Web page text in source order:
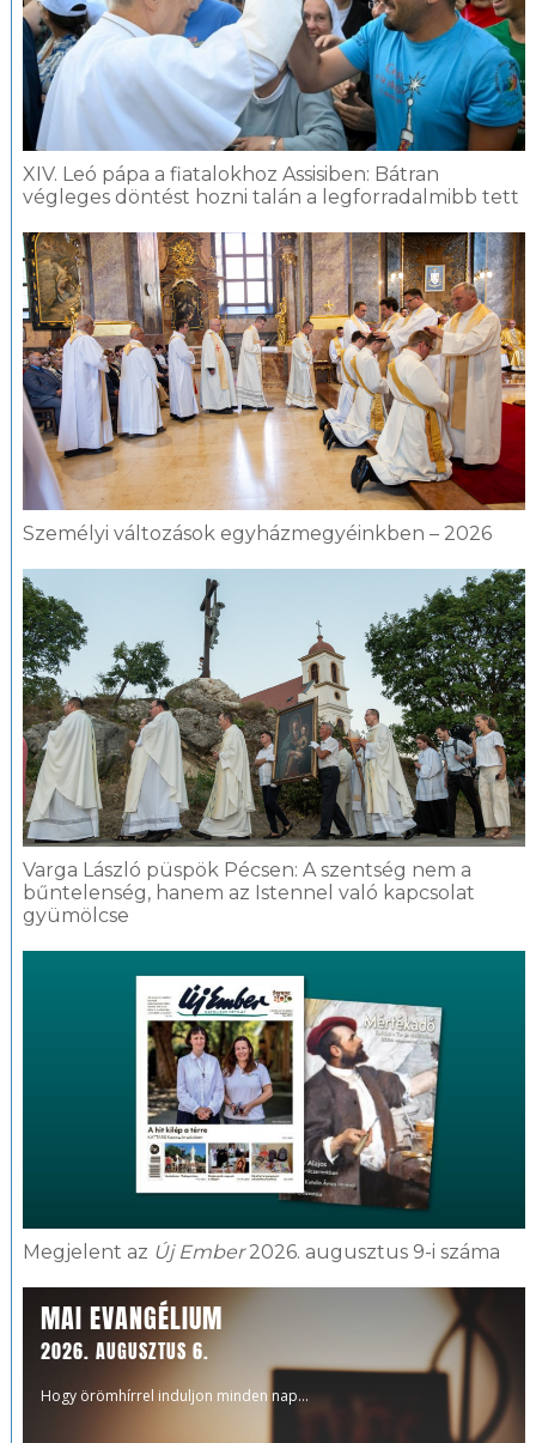
XIV. Leó pápa a fiatalokhoz Assisiben: Bátran
végleges döntést hozni talán a legforradalmibb tett
Személyi változások egyházmegyéinkben – 2026
Varga László püspök Pécsen: A szentség nem a
bűntelenség, hanem az Istennel való kapcsolat
gyümölcse
Megjelent az Új Ember2026. augusztus 9-i száma
MAI EVANGÉLIUM
2026. AUGUSZTUS 6.
Hogy örömhírrel induljon minden nap...